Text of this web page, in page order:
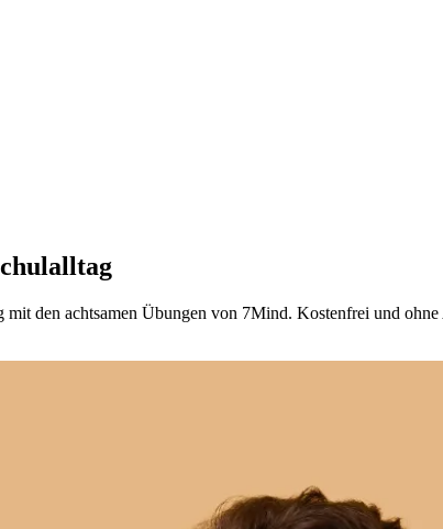
mit den achtsamen Übungen von 7Mind. Kostenfrei und ohne